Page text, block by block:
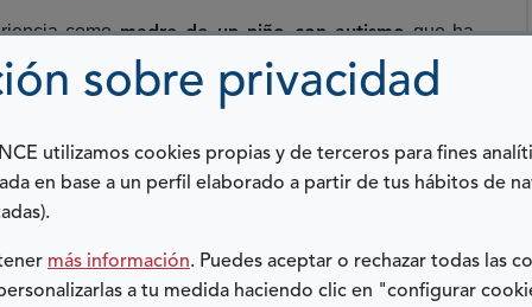
sobre privacidad
utilizamos cookies propias y de terceros para fines
en base a un perfil elaborado a partir de tus hábitos de
más información. Puedes aceptar o rechazar todas las
a tu medida haciendo clic en "configurar
comomadre de un niño con autismoque ha
de Autismo Burgos y Fundación Miradas
gracias a la aportación solidaria de los
en su Declaración de la Renta.
de la Asociación de Padres de Personas con Autismo
en una de las reuniones iniciales que mantuvimos
pidiendo valoración para Bruno porque veíamos que
del programa, de sus objetivos, metodología y